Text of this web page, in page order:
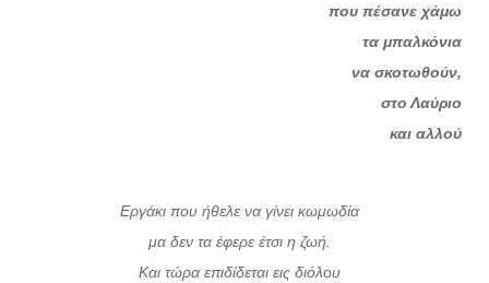
που πέσανε χάμω
τα μπαλκόνια
να σκοτωθούν,
στο Λαύριο
και αλλού
Εργάκι που ήθελε να γίνει κωμωδία
μα δεν τα έφερε έτσι η ζωή.
Και τώρα επιδίδεται εις διόλου